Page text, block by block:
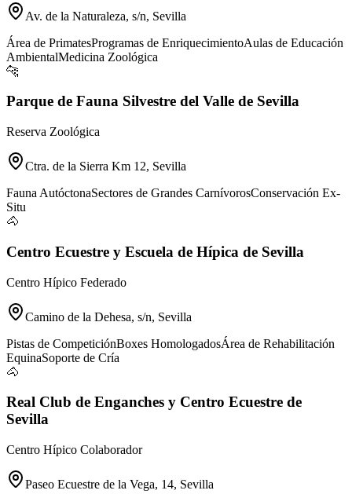
Av. de la Naturaleza, s/n, Sevilla
Área de PrimatesProgramas de EnriquecimientoAulas de Educación
AmbientalMedicina Zoológica
🐆
Parque de Fauna Silvestre del Valle de Sevilla
Reserva Zoológica
Ctra. de la Sierra Km 12, Sevilla
Fauna AutóctonaSectores de Grandes CarnívorosConservación Ex-
Situ
🐴
Centro Ecuestre y Escuela de Hípica de Sevilla
Centro Hípico Federado
Camino de la Dehesa, s/n, Sevilla
Pistas de CompeticiónBoxes HomologadosÁrea de Rehabilitación
EquinaSoporte de Cría
🐴
Real Club de Enganches y Centro Ecuestre de
Sevilla
Centro Hípico Colaborador
Paseo Ecuestre de la Vega, 14, Sevilla